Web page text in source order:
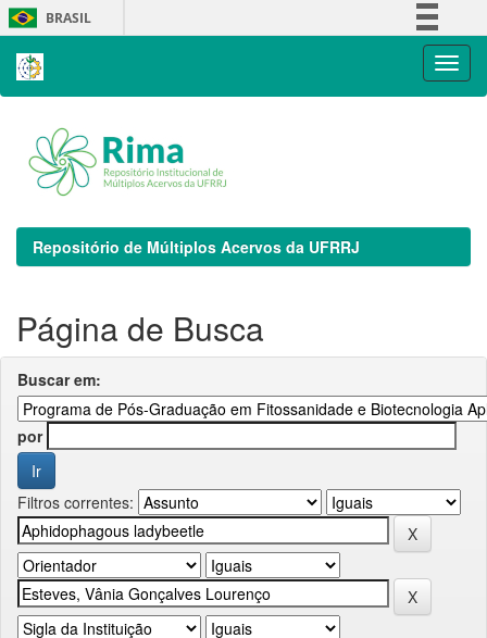
Skip
navigation
BRASIL
Repositório de Múltiplos Acervos da UFRRJ
Página de Busca
Buscar em:
por
Filtros correntes: